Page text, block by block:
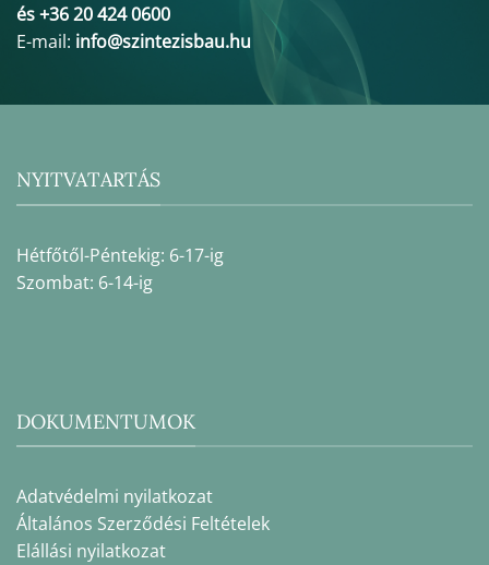
és +36 20 424 0600
E-mail: info@szintezisbau.hu
NYITVATARTÁS
Hétfőtől-Péntekig: 6-17-ig
Szombat: 6-14-ig
DOKUMENTUMOK
Adatvédelmi nyilatkozat
Általános Szerződési Feltételek
Elállási nyilatkozat